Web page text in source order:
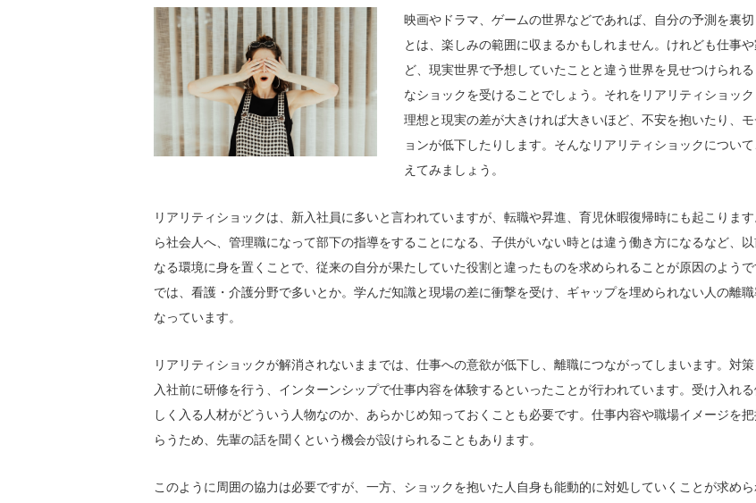
映画やドラマ、ゲームの世界などであれば、自分の予測を裏切
とは、楽しみの範囲に収まるかもしれません。けれども仕事
ど、現実世界で予想していたことと違う世界を見せつけられる
なショックを受けることでしょう。それをリアリティショック
理想と現実の差が大きければ大きいほど、不安を抱いたり、
ョンが低下したりします。そんなリアリティショックについ
えてみましょう。
リアリティショックは、新入社員に多いと言われていますが、転職や昇進、育児休暇復帰時にも起こりま
ら社会人へ、管理職になって部下の指導をすることになる、子供がいない時とは違う働き方になるなど、
なる環境に身を置くことで、従来の自分が果たしていた役割と違ったものを求められることが原因のよう
では、看護・介護分野で多いとか。学んだ知識と現場の差に衝撃を受け、ギャップを埋められない人の離職
なっています。
リアリティショックが解消されないままでは、仕事への意欲が低下し、離職につながってしまいます。対策
入社前に研修を行う、インターンシップで仕事内容を体験するといったことが行われています。受け入れ
しく入る人材がどういう人物なのか、あらかじめ知っておくことも必要です。仕事内容や職場イメージを
らうため、先輩の話を聞くという機会が設けられることもあります。
このように周囲の協力は必要ですが、一方、ショックを抱いた人自身も能動的に対処していくことが求めら